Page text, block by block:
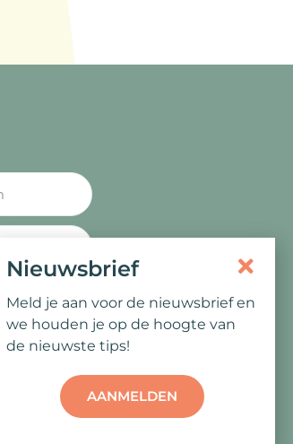
Nieuwsbrief
Meld je aan voor de nieuwsbrief en
we houden je op de hoogte van
de nieuwste tips!
AANMELDEN